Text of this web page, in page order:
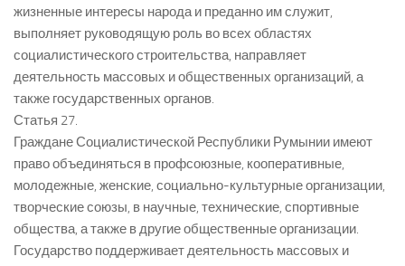
жизненные интересы народа и преданно им служит,
выполняет руководящую роль во всех областях
социалистического строительства, направляет
деятельность массовых и общественных организаций, а
также государственных органов.
Статья 27.
Граждане Социалистической Республики Румынии имеют
право объединяться в профсоюзные, кооперативные,
молодежные, женские, социально-культурные организации,
творческие союзы, в научные, технические, спортивные
общества, а также в другие общественные организации.
Государство поддерживает деятельность массовых и